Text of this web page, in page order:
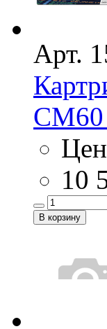
Арт.
10